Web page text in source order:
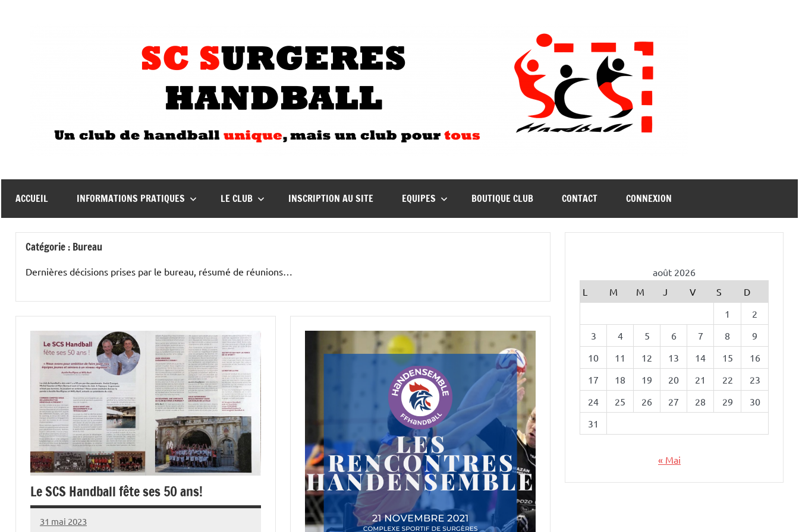
ACCUEIL INFORMATIONS PRATIQUES LE CLUB INSCRIPTION AU SITE EQUIPES BOUTIQUE CLUB CONTACT CONNEXION
Catégorie : Bureau
Dernières décisions prises par le bureau, résumé de réunions…
Le SCS Handball fête ses 50 ans!
31 mai 2023
jessica
Aucun
août 2026
L
M M J V S
D
1
2
3
4 5 6 7 8
9
10
11 12 13 14 15
16
17
18 19 20 21 22
23
24
25 26 27 28 29
30
31
« Mai